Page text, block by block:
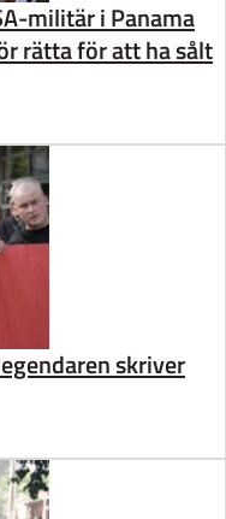
militär i Panama
rätta för att ha sålt
skriver